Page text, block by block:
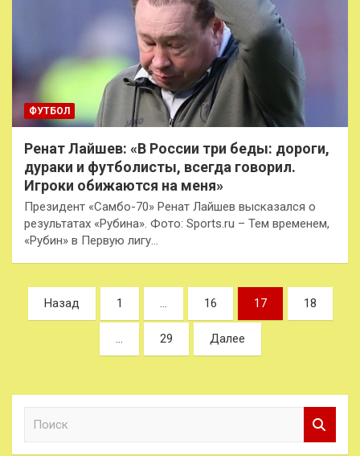
ФУТБОЛ
Ренат Лайшев: «В России три беды: дороги,
дураки и футболисты, всегда говорил.
Игроки обижаются на меня»
Президент «Самбо-70» Ренат Лайшев высказался о
результатах «Рубина». Фото: Sports.ru – Тем временем,
«Рубин» в Первую лигу…
Пагинация
записей
Назад 1 … 16 17 18
… 29 Далее